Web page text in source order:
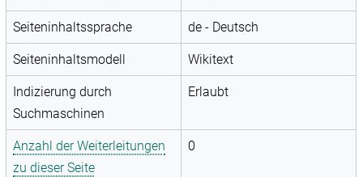
Seiteninhaltssprache de - Deutsch
Seiteninhaltsmodell Wikitext
Indizierung durch
Suchmaschinen
Erlaubt
Anzahl der Weiterleitungen
zu dieser Seite
0